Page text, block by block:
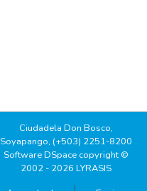
Ciudadela Don Bosco,
Soyapango, (+503) 2251-8200
Software DSpace copyright ©
2002 - 2026 LYRASIS